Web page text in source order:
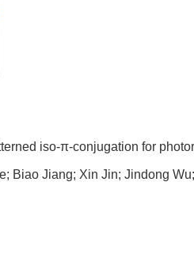
iso-π-conjugation for
Biao Jiang; Xin Jin; Jindong